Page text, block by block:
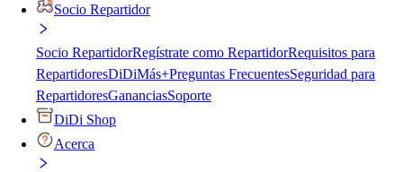
Socio Repartidor
Socio RepartidorRegístrate como RepartidorRequisitos para
RepartidoresDiDiMás+Preguntas FrecuentesSeguridad para
RepartidoresGananciasSoporte
DiDi Shop
Acerca